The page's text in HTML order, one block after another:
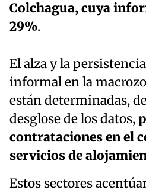
Colchagua, cuya
29%.
El alza y la
informal en la
están determinadas,
desglose de los datos,
contrataciones en el
servicios de
Estos sectores